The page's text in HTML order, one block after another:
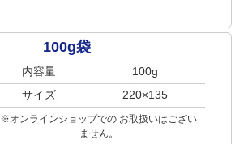
100g袋
内容量
100g
サイズ
220×135
※オンラインショップでの お取扱いはござい
ません。